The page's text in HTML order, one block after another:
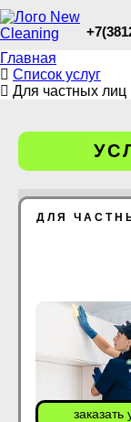
Главная
Список услуг
Для частных лиц
ДЛЯ
заказать